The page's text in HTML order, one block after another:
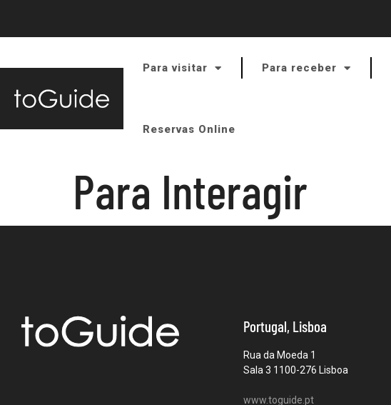
Para visitar Para receber
Reservas Online
Para Interagir
Portugal, Lisboa
Rua da Moeda 1
Sala 3 1100-276 Lisboa
www.toguide.pt